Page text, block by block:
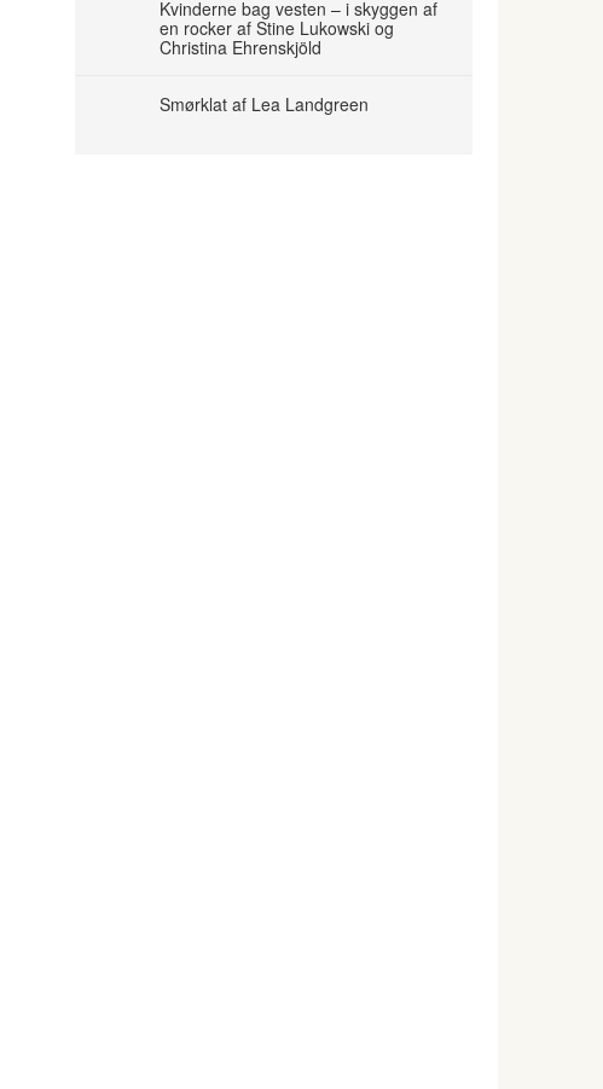
Kvinderne bag vesten – i skyggen af
en rocker af Stine Lukowski og
Christina Ehrenskjöld
Smørklat af Lea Landgreen